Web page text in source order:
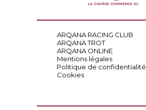
ARQANA RACING CLUB
ARQANA TROT
ARQANA ONLINE
Mentions légales
Politique de confidentialité
Cookies